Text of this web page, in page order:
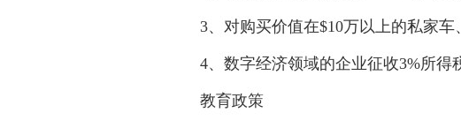
3、对购买价值在$10万以上的私家车
4、数字经济领域的企业征收3%所得
教育政策